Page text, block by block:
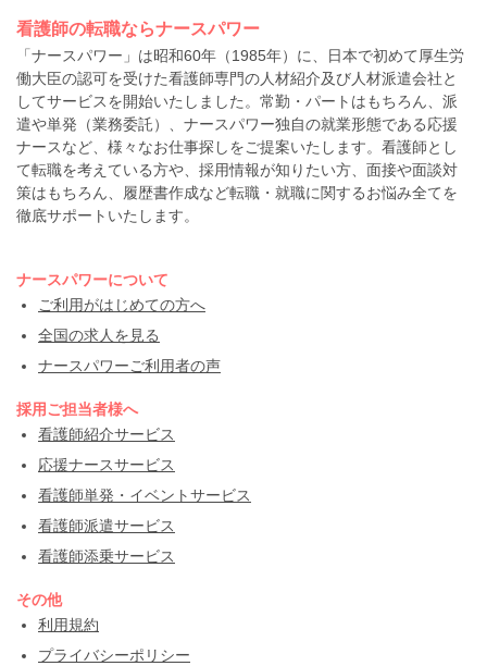
看護師の転職ならナースパワー
「ナースパワー」は昭和60年（1985年）に、日本で初めて厚生労
働大臣の認可を受けた看護師専門の人材紹介及び人材派遣会社と
してサービスを開始いたしました。常勤・パートはもちろん、派
遣や単発（業務委託）、ナースパワー独自の就業形態である応援
ナースなど、様々なお仕事探しをご提案いたします。看護師とし
て転職を考えている方や、採用情報が知りたい方、面接や面談対
策はもちろん、履歴書作成など転職・就職に関するお悩み全てを
徹底サポートいたします。
ナースパワーについて
ご利用がはじめての方へ
全国の求人を見る
ナースパワーご利用者の声
採用ご担当者様へ
看護師紹介サービス
応援ナースサービス
看護師単発・イベントサービス
看護師派遣サービス
看護師添乗サービス
その他
利用規約
プライバシーポリシー